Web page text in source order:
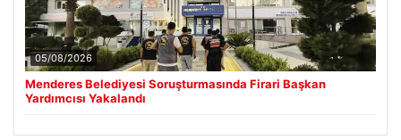
05/08/2026
Menderes Belediyesi Soruşturmasında Firari Başkan
Yardımcısı Yakalandı